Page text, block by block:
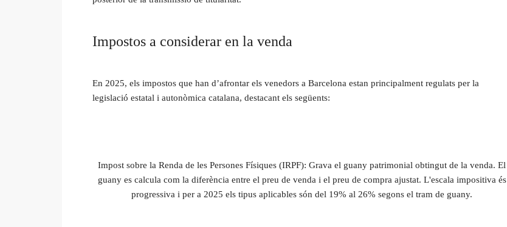
Impostos a considerar en la venda
En 2025, els impostos que han d’afrontar els venedors a Barcelona estan principalment regulats per la
legislació estatal i autonòmica catalana, destacant els següents:
Impost sobre la Renda de les Persones Físiques (IRPF): Grava el guany patrimonial obtingut de la venda. El
guany es calcula com la diferència entre el preu de venda i el preu de compra ajustat. L'escala impositiva és
progressiva i per a 2025 els tipus aplicables són del 19% al 26% segons el tram de guany.